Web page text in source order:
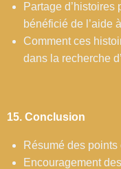
Partage d’histoires
bénéficié de l’aide
Comment ces
dans la recherche
15. Conclusion
Résumé des points
Encouragement